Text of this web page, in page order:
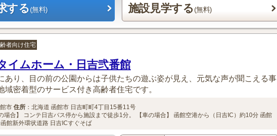
する(無料) 施設見学する (無料)
者向け住宅
イムホーム・日吉弐番館
あり、目の前の公園からは子供たちの遊ぶ姿が見え、元気な声が聞こえる事
域密着型のサービス付き高齢者住宅です。
市 住所 ： 北海道 函館市 日吉町町4丁目15番11号
場合】
コンテ日吉バス停から施設まで徒歩1分。 【車の場合】 函館空港から（日吉IC）約10分 函館
函館新外環状道路 日吉ICすぐそば